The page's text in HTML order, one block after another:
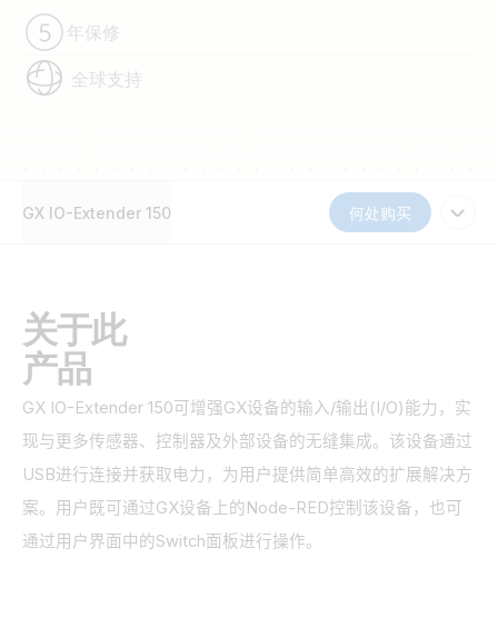
年保修
全球支持
GX IO-Extender 150 何处购买
关于此
产品
GX IO-Extender 150可增强GX设备的输入/输出 (I/O)能力 ， 实
现与更多传感器、控制器及外部设备的无缝集成。该设备通过
USB进行连接并获取电力，为用户提供简单高效的扩展解决方
案。用户既可通过GX设备上的Node-RED控制该设备，也可
通过用户界面中的Switch面板进行操作。